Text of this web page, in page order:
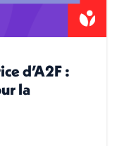
d’A2F :
la